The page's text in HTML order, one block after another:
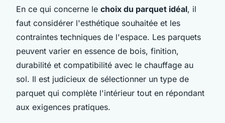
En ce qui concerne le choix du parquet idéal, il
faut considérer l'esthétique souhaitée et les
contraintes techniques de l'espace. Les parquets
peuvent varier en essence de bois, finition,
durabilité et compatibilité avec le chauffage au
sol. Il est judicieux de sélectionner un type de
parquet qui complète l'intérieur tout en répondant
aux exigences pratiques.